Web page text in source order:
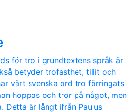
för tro i grundtextens språk är
betyder trofasthet, tillit och
vårt svenska ord tro förringats
hoppas och tror på något, men
Detta är långt ifrån Paulus